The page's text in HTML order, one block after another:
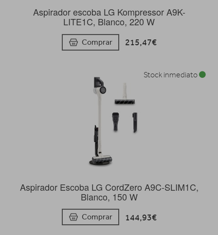
Aspirador escoba LG Kompressor A9K-
LITE1C, Blanco, 220 W
Comprar 215,47€
Aspirador Escoba LG CordZero A9C-SLIM1C,
Blanco, 150 W
Comprar 144,93€
Stock inmediato